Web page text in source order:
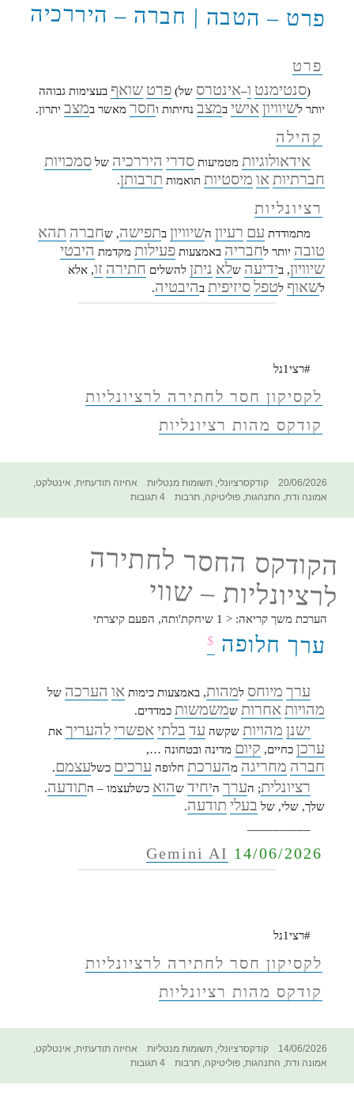
פרט – הטבה | חברה – היררכיה
פרט
(סנטימנט ו–אינטרס של)פרט שואף בעצימות גבוהה
יותר לשיוויון אישי במצב נחיתות וחסר מאשר במצב יתרון.
קהילה
אידאולוגיות מטמיעותסדרי היררכיה שלסמכויות
חברתיות או מיסטיות תואמות תרבותן.
רציונליות
מתמודדת עם רעיון השיוויון בתפישה, שחברה תהא
טובה יותר לחבריה באמצעותפעילות מקדמת היבטי
שיוויון, בידיעה שלא ניתן להשלים חתירה זו, אלא
לשאוף לטפל סיזיפית בהיבטיה.
#רצי1נל
לקסיקון חסר לחתירה לרציונליות
קודקס מהות רציונליות
פורסם
בתאריך
20/06/2026 קטגוריות
קודקסרציונלי,תשומות מנטליות תגיות
אחיזה תודעתית, אינטלקט,
אמונה ודת, התנהגות,פוליטיקה,תרבות 4 תגובות
על
לרציונליות
–
הקודקס החסר לחתירה
לרציונליות – שווי
הערכת משך קריאה: < 1 שיחקת'ותה, הפעם קיצרתי
ערך חלופה $
ערך מיוחס למהות, באמצעות כימותאו הערכה של
מהויות אחרות שמשמשות כמדדים.
ישנן מהויות שקשה עד בלתי אפשרי להעריך את
ערכן כחיים, קיום מדינה ובטחונה …,
חברה מחריגה מהערכת חלופה ערכים כשלעצמם.
רציונלית; הערך היחיד שהוא כשלעצמו – התודעה.
שלך, שלי, של בעלי תודעה.
Gemini AI 14/06/2026
#רצי1נל
לקסיקון חסר לחתירה לרציונליות
קודקס מהות רציונליות
פורסם
בתאריך
14/06/2026 קטגוריות
קודקסרציונלי,תשומות מנטליות תגיות
אחיזה תודעתית, אינטלקט,
אמונה ודת, התנהגות,פוליטיקה,תרבות 4 תגובות
על